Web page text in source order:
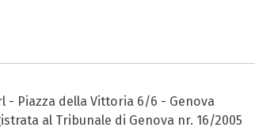
- Piazza della Vittoria 6/6 - Genova
al Tribunale di Genova nr. 16/2005